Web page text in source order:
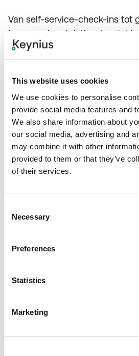
This website uses cookies
We use cookies to personalise
provide social media features and
We also share information about
our social media, advertising and
may combine it with other
provided to them or that they’ve
of their services.
Selection
Necessary
Preferences
Statistics
Marketing
Van self-service-check-ins tot
toegangsherstel, Keynius richt
gebruikersgemak. Het
minimaliseert verzoeken van
Krachtige
integraties
De software biedt
optimaliseren. Met open API's
systemen eenvoudig en veilig.
Kostenefficiënt en